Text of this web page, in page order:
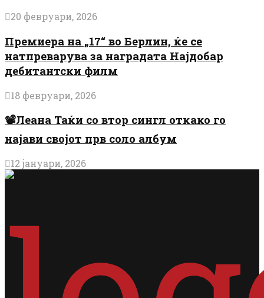
20 февруари, 2026
Премиера на „17“ во Берлин, ќе се
натпреварува за наградата Најдобар
дебитантски филм
18 февруари, 2026
📽️Леана Таќи со втор сингл откако го
најави својот прв соло албум
12 јануари, 2026